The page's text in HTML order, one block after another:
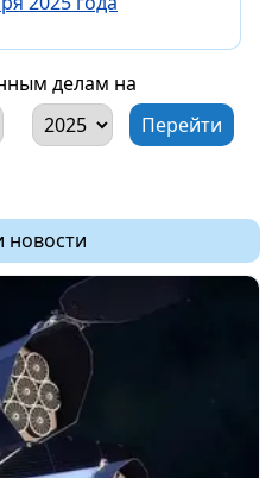
делам на
новости